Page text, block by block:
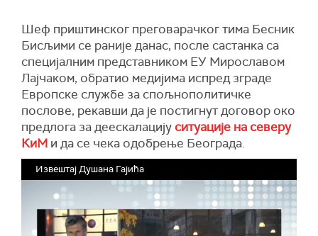
Шеф приштинског преговарачког тима Бесник
Бисљими се раније данас, после састанка са
специјалним представником ЕУ Мирославом
Лајчаком, обратио медијима испред зграде
Европске службе за спољнополитичке
послове, рекавши да је постигнут договор око
предлога за деескалацију ситуације на северу
КиМ и да се чека одобрење Београда.
Извештај Душана Гајића